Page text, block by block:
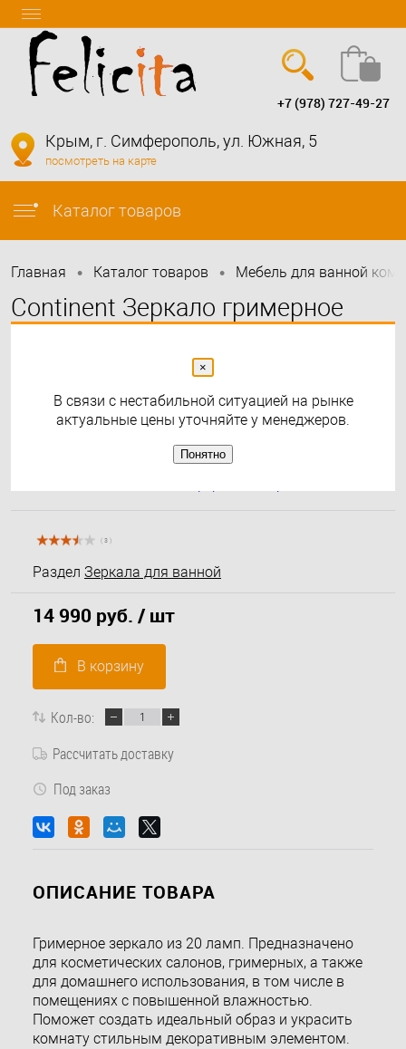
info@felicita-crimea.ru
+7 (978) 727-49-27
Крым, г. Симферополь, ул. Южная, 5
посмотреть на карте
Каталог товаров
Главная • Каталог товаров • Мебель для ванной
Continent Зеркало гримерное
( 3 )
Раздел Зеркала для ванной
14 990 руб. / шт
В корзину
Кол-во:
Рассчитать доставку
Под заказ
ОПИСАНИЕ ТОВАРА
Гримерное зеркало из 20 ламп. Предназначено
для косметических салонов, гримерных, а также
для домашнего использования, в том числе в
помещениях с повышенной влажностью.
Поможет создать идеальный образ и украсить
комнату стильным декоративным элементом.
×
В связи с нестабильной ситуацией на рынке
актуальные цены уточняйте у менеджеров.
Понятно